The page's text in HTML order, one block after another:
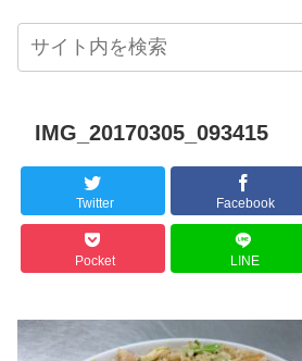
IMG_20170305_093415
Twitter Facebook
Pocket LINE